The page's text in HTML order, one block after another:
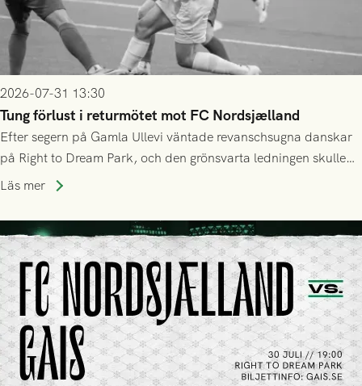
2026-07-31 13:30
Tung förlust i returmötet mot FC Nordsjælland
Efter segern på Gamla Ullevi väntade revanschsugna danskar
på Right to Dream Park, och den grönsvarta ledningen skulle
upphöra efter mindre än kvarten spelad. På lika mark visade
tennissiffror och det grönsvarta europaäventyret tog slut.
Läs mer